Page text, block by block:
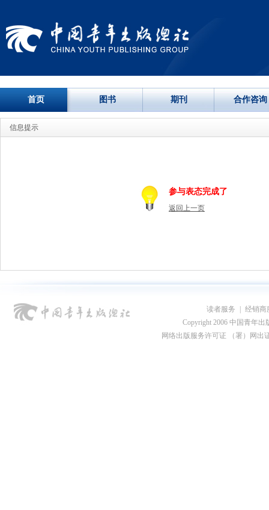
首页 图书 期刊 合作咨询
信息提示
参与表态完成了
返回上一页
读者服务
经销商
Copyright 2006 中国青年出
网络出版服务许可证 （署）网出